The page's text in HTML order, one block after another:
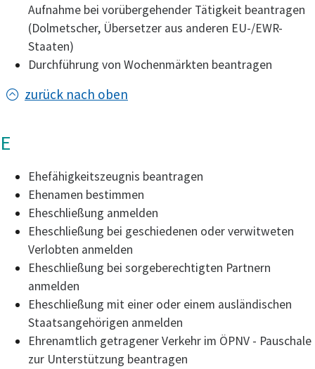
Aufnahme bei vorübergehender Tätigkeit beantragen
(Dolmetscher, Übersetzer aus anderen EU-/EWR-
Staaten)
Durchführung von Wochenmärkten beantragen
zurück nach oben
E
Ehefähigkeitszeugnis beantragen
Ehenamen bestimmen
Eheschließung anmelden
Eheschließung bei geschiedenen oder verwitweten
Verlobten anmelden
Eheschließung bei sorgeberechtigten Partnern
anmelden
Eheschließung mit einer oder einem ausländischen
Staatsangehörigen anmelden
Ehrenamtlich getragener Verkehr im ÖPNV - Pauschale
zur Unterstützung beantragen